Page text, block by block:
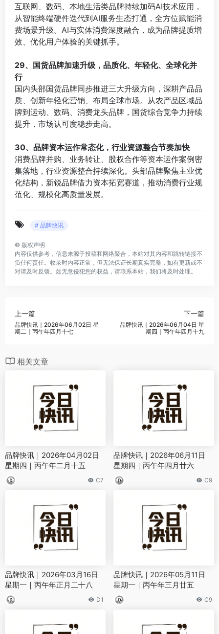
互联网、数码、本地生活类品牌持续加码AI技术应用，
从智能终端硬件迭代到AI服务生态打通，全方位赋能消
费场景升级。AI与实体消费深度融合，成为品牌提质增
效、优化用户体验的关键抓手。
29、国货品牌加速升级，品质化、年轻化、全球化并
行
国内头部国货品牌同步推进三大升级方向，深耕产品品
质、创新年轻化营销、布局全球市场。从农产品区域品
牌到运动、数码、消费龙头品牌，国货综合竞争力持续
提升，市场认可度稳步走高。
30、品牌资本运作常态化，行业资源整合节奏加快
消费品牌并购、业务转让、股权合作等资本运作案例密
集落地，行业资源整合持续深化。头部品牌聚焦主业优
化结构，新锐品牌借力资本拓宽赛道，推动消费行业规
范化、规模化高质量发展。
# 品牌快讯
© 版权声明
内容仅供参考，信息来源于投稿和网络聚合，本站对其内容和跳转链接不
负任何责任。收录时内容正常，但无法保证长期真实完整，如有更新或不
对请及时反馈。如无意侵犯您的权益，请联系本站，我们将及时处理。
上一篇
品牌快讯｜2026年06月02日 星
期二｜丙午年四月十七
下一篇
品牌快讯｜2026年06月04日 星
期四｜丙午年四月十九
相关文章
品牌快讯｜2026年04月02日
星期四｜丙午年二月十五
C7
品牌快讯｜2026年06月11日
星期四｜丙午年四月廿六
C9
品牌快讯｜2026年03月16日
星期一｜丙午年正月二十八
D1
品牌快讯｜2026年05月11日
星期一｜丙午年三月廿五
C9